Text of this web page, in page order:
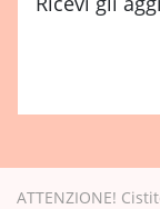
ATTENZIONE!